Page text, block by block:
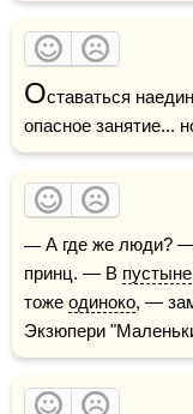
Оставаться
опасное занятие...
— А где же люди? — вновь заговорил наконец Маленький
принц. — В пустыне
тоже одиноко, —
Экзюпери